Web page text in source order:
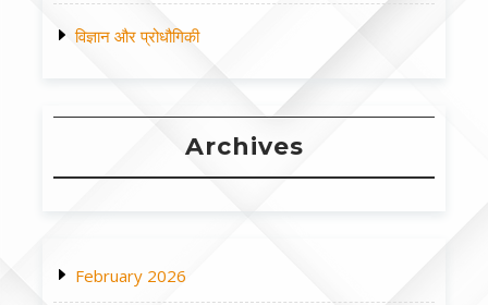
विज्ञान और प्रोधौगिकी
Archives
February 2026